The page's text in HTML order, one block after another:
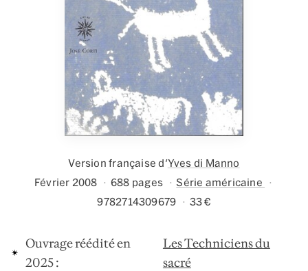
Version française d'Yves di Manno
Février 2008
688 pages
Série américaine
9782714309679
33 €
Ouvrage réédité en
2025 :
Les Techniciens du
sacré